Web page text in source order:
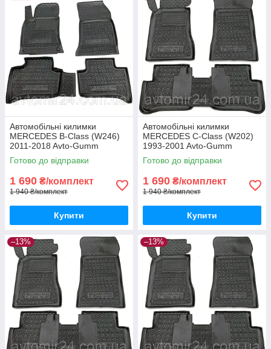
Автомобільні килимки
MERCEDES B-Class (W246)
2011-2018 Avto-Gumm
килимки для авто МЕРСЕДЕС
Б-Класс (В246) 2011-2018
Готово до відправки
1 690 ₴/комплект
1 940 ₴/комплект
Купити
Автомобільні килимки
MERCEDES C-Class (W202)
1993-2001 Avto-Gumm
килимки для авто МЕРСЕДЕС
Ц-Класс (В202) 1993-2001
Готово до відправки
1 690 ₴/комплект
1 940 ₴/комплект
Купити
–13% –13%